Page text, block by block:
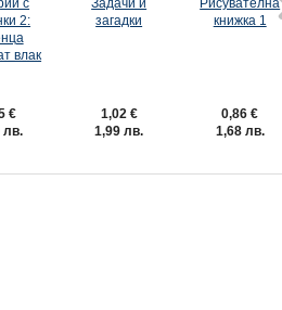
2:
влак
€
лв.
загадки
1,02 €
1,99 лв.
книжка 1
0,86 €
1,68 лв.